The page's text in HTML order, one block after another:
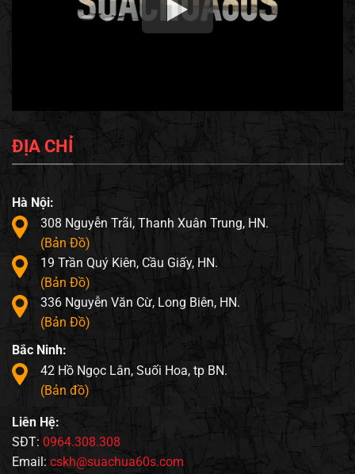
ĐỊA CHỈ
Hà Nội:
308 Nguyễn Trãi, Thanh Xuân Trung, HN.
(Bản Đồ)
19 Trần Quý Kiên, Cầu Giấy, HN.
(Bản Đồ)
336 Nguyễn Văn Cừ, Long Biên, HN.
(Bản Đồ)
Bắc Ninh:
42 Hồ Ngọc Lân, Suối Hoa, tp BN.
(Bản đồ)
Liên Hệ:
SĐT: 0964.308.308
Email: cskh@suachua60s.com